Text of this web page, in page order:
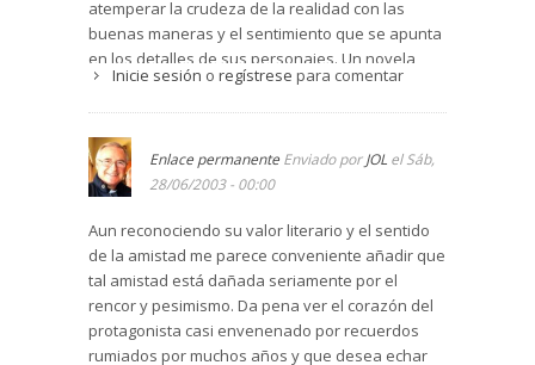
atemperar la crudeza de la realidad con las
buenas maneras y el sentimiento que se apunta
en los detalles de sus personajes. Un novela
para tener muy en cuenta que, de alguna
manera, también evoca algunas de las mejores
de Joseph Roth y a las magníficas narraciones de
aquella difícil amistad de Reencuentro y Un alma
valerosa de Fred Uhlman. ( de Ángel García
Inicie sesión o regístrese para comentar
Enlace permanente Enviado porJOL el Sáb,
28/06/2003 - 00:00
Aun reconociendo su valor literario y el sentido
de la amistad me parece conveniente añadir que
tal amistad está dañada seriamente por el
rencor y pesimismo. Da pena ver el corazón del
protagonista casi envenenado por recuerdos
rumiados por muchos años y que desea echar